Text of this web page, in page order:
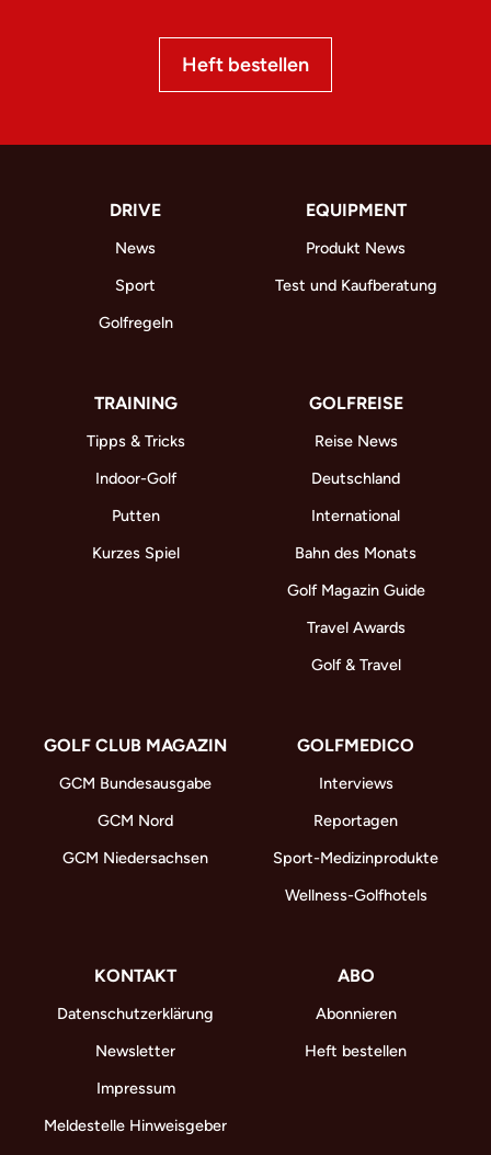
Heft bestellen
DRIVE
News
Sport
Golfregeln
EQUIPMENT
Produkt News
Test und Kaufberatung
TRAINING
Tipps & Tricks
Indoor-Golf
Putten
Kurzes Spiel
GOLFREISE
Reise News
Deutschland
International
Bahn des Monats
Golf Magazin Guide
Travel Awards
Golf & Travel
GOLF CLUB MAGAZIN
GCM Bundesausgabe
GCM Nord
GCM Niedersachsen
GOLFMEDICO
Interviews
Reportagen
Sport-Medizinprodukte
Wellness-Golfhotels
KONTAKT
Datenschutzerklärung
Newsletter
Impressum
Meldestelle Hinweisgeber
ABO
Abonnieren
Heft bestellen